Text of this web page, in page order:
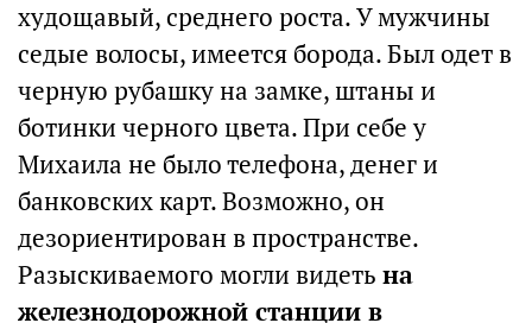
худощавый, среднего роста. У мужчины
седые волосы, имеется борода. Был одет в
черную рубашку на замке, штаны и
ботинки черного цвета. При себе у
Михаила не было телефона, денег и
банковских карт. Возможно, он
дезориентирован в пространстве.
Разыскиваемого могли видеть на
железнодорожной станции в